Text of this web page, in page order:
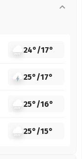
24°/17°
25°/17°
25°/16°
25°/15°